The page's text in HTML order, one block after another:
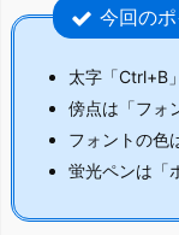
今回のポ
太字「Ctrl+B
傍点は「フォ
フォントの色
蛍光ペンは「